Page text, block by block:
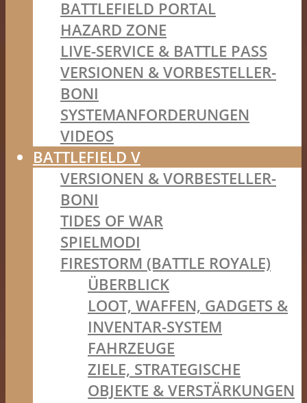
BATTLEFIELD PORTAL
HAZARD ZONE
LIVE-SERVICE & BATTLE PASS
VERSIONEN & VORBESTELLER-
BONI
SYSTEMANFORDERUNGEN
VIDEOS
BATTLEFIELD V
VERSIONEN & VORBESTELLER-
BONI
TIDES OF WAR
SPIELMODI
FIRESTORM (BATTLE ROYALE)
ÜBERBLICK
LOOT, WAFFEN, GADGETS &
INVENTAR-SYSTEM
FAHRZEUGE
ZIELE, STRATEGISCHE
OBJEKTE & VERSTÄRKUNGEN